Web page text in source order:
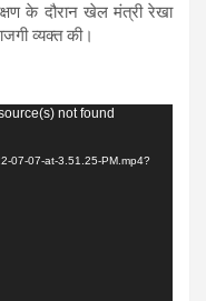
के दौरान खेल मंत्री रेखा
व्यक्त की।
not found
07-07-at-3.51.25-PM.mp4?